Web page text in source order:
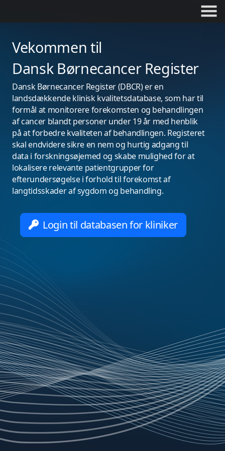
Vekommen til
Dansk Børnecancer Register
Dansk Børnecancer Register (DBCR) er en
landsdækkende klinisk kvalitetsdatabase, som har til
formål at monitorere forekomsten og behandlingen
af cancer blandt personer under 19 år med henblik
på at forbedre kvaliteten af behandlingen. Registeret
skal endvidere sikre en nem og hurtig adgang til
data i forskningsøjemed og skabe mulighed for at
lokalisere relevante patientgrupper for
efterundersøgelse i forhold til forekomst af
langtidsskader af sygdom og behandling.
Login til databasen for kliniker